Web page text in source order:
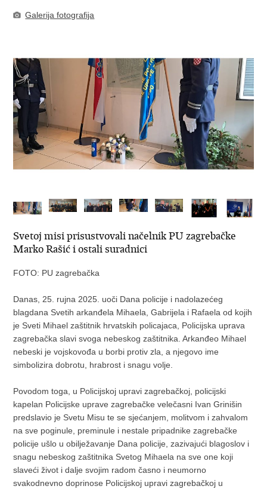
Galerija fotografija
Svetoj misi prisustvovali načelnik PU zagrebačke
Marko Rašić i ostali suradnici
FOTO: PU zagrebačka
Danas, 25. rujna 2025. uoči Dana policije i nadolazećeg
blagdana Svetih arkanđela Mihaela, Gabrijela i Rafaela od kojih
je Sveti Mihael zaštitnik hrvatskih policajaca, Policijska uprava
zagrebačka slavi svoga nebeskog zaštitnika. Arkanđeo Mihael
nebeski je vojskovođa u borbi protiv zla, a njegovo ime
simbolizira dobrotu, hrabrost i snagu volje.
Povodom toga, u Policijskoj upravi zagrebačkoj, policijski
kapelan Policijske uprave zagrebačke velečasni Ivan Grinišin
predslavio je Svetu Misu te se sjećanjem, molitvom i zahvalom
na sve poginule, preminule i nestale pripadnike zagrebačke
policije ušlo u obilježavanje Dana policije, zazivajući blagoslov i
snagu nebeskog zaštitnika Svetog Mihaela na sve one koji
slaveći život i dalje svojim radom časno i neumorno
svakodnevno doprinose Policijskoj upravi zagrebačkoj u